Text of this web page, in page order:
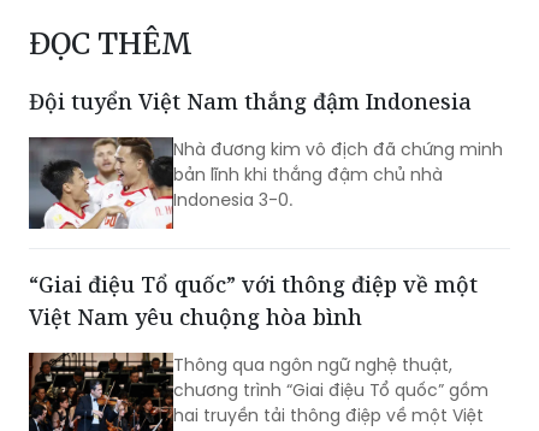
ĐỌC THÊM
Đội tuyển Việt Nam thắng đậm Indonesia
Nhà đương kim vô địch đã chứng minh
bản lĩnh khi thắng đậm chủ nhà
Indonesia 3-0.
“Giai điệu Tổ quốc” với thông điệp về một
Việt Nam yêu chuộng hòa bình
Thông qua ngôn ngữ nghệ thuật,
chương trình “Giai điệu Tổ quốc” gồm
hai truyền tải thông điệp về một Việt